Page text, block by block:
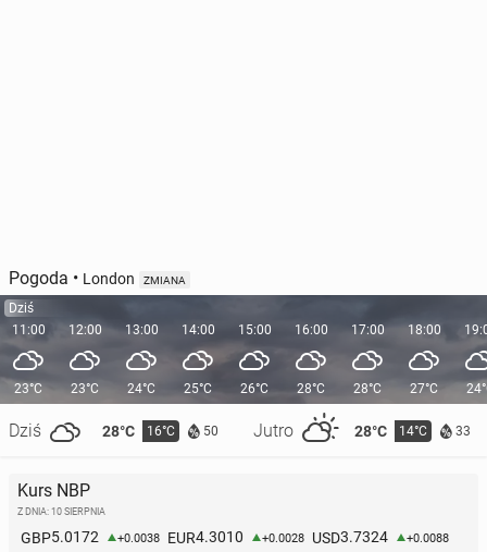
Pogoda • London ZMIANA
Dziś
11:00
23°C
Dziś 28°C 16°C 50 Jutro 28°C 14°C 33
12:00
23°C
13:00
24°C
14:00
25°C
15:00
26°C
16:00
28°C
17:00
28°C
18:00
27°C
Kurs NBP
Z DNIA: 10 SIERPNIA
GBP5.0172 +0.0038 EUR4.3010 +0.0028 USD3.7324 +0.0088